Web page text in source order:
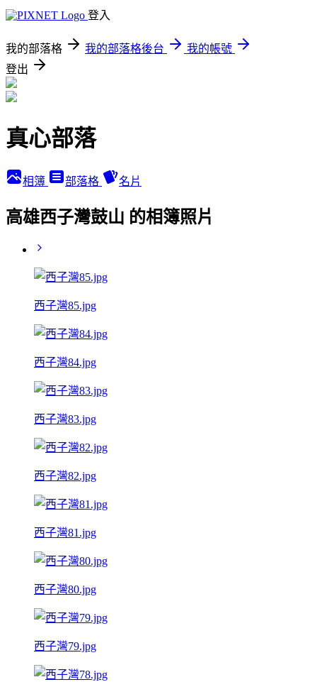
登入
我的部落格 我的部落格後台
我的帳號
登出
真心部落
相簿 部落格 名片
高雄西子灣鼓山 的相簿照片
西子灣85.jpg
西子灣84.jpg
西子灣83.jpg
西子灣82.jpg
西子灣81.jpg
西子灣80.jpg
西子灣79.jpg